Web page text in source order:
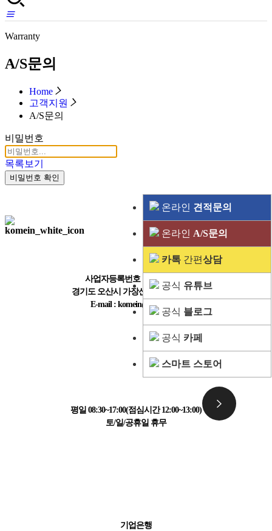
Warranty
A/S문의
Home
고객지원
A/S문의
비밀번호
목록보기
비밀번호 확인
온라인 견적문의
온라인 A/S문의
카톡 간편상담
공식 유튜브
공식 블로그
공식 카페
스마트 스토어
주식회사 한국계측기
사업자등록번호 : 124-87-35107
경기도 오산시 가장산업서북로 110-24
E-mail : komein@komein.kr
고객센터 정보
031-223-1595
평일 08:30~17:00(점심시간 12:00~13:00)
토/일/공휴일 휴무
기업은행